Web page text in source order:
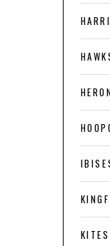
KITES